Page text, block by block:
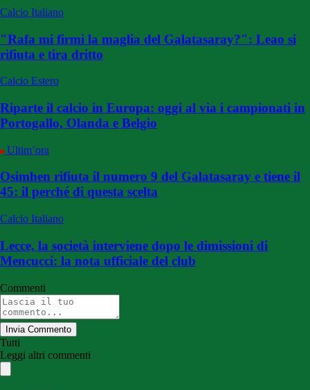
Calcio Italiano
"Rafa mi firmi la maglia del Galatasaray?": Leao si
rifiuta e tira dritto
Calcio Estero
Riparte il calcio in Europa: oggi al via i campionati in
Portogallo, Olanda e Belgio
Ultim’ora
Osimhen rifiuta il numero 9 del Galatasaray e tiene il
45: il perché di questa scelta
Calcio Italiano
Lecce, la società interviene dopo le dimissioni di
Mencucci: la nota ufficiale del club
Commenti
Invia Commento
Tutti
Leggi altri commenti